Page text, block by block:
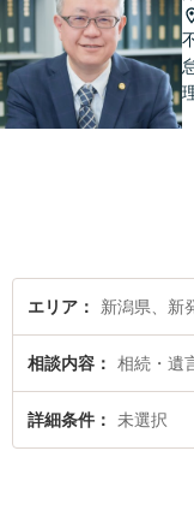
エリア 新潟県、新
相談内容 相続・遺
詳細条件 未選択